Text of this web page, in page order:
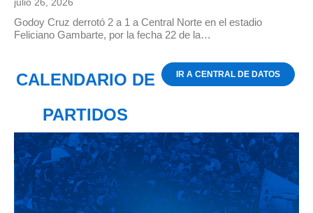
julio 26, 2026
Godoy Cruz derrotó 2 a 1 a Central Norte en el estadio
Feliciano Gambarte, por la fecha 22 de la…
CALENDARIO DE
PARTIDOS
IR A CENTRAL DE DATOS